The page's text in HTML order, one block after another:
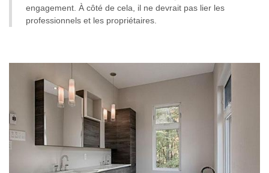
engagement. À côté de cela, il ne devrait pas lier les
professionnels et les propriétaires.